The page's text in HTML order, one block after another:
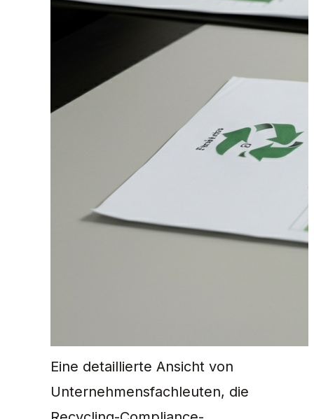
Eine detaillierte Ansicht von
Unternehmensfachleuten, die